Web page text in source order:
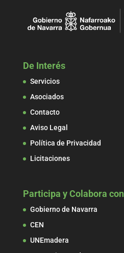
De Interés
Servicios
Asociados
Contacto
Aviso Legal
Política de Privacidad
Licitaciones
Participa y Colabora con
Gobierno de Navarra
CEN
UNEmadera